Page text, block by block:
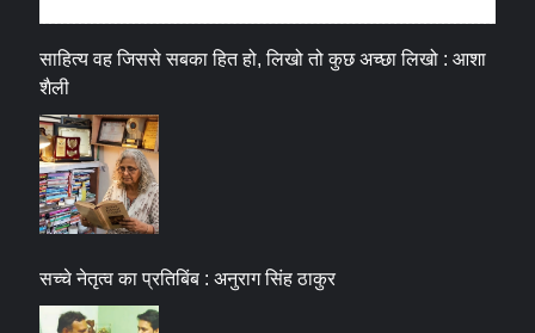
साहित्य वह जिससे सबका हित हो, लिखो तो कुछ अच्छा लिखो : आशा
शैली
सच्चे नेतृत्व का प्रतिबिंब : अनुराग सिंह ठाकुर